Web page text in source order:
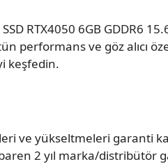
RTX4050 6GB GDDR6
performans ve göz alıcı
keşfedin.
ve yükseltmeleri garanti
2 yıl marka/distribütör